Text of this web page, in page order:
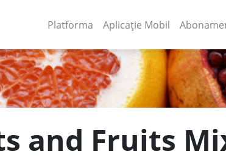
Platforma (current)
Aplicație Mobil (current)
and Fruits